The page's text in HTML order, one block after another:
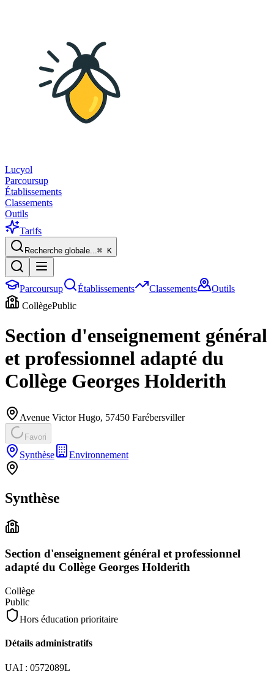
Lucyol
Parcoursup
Établissements
Classements
Outils
Tarifs
Recherche globale...⌘ K
Parcoursup Établissements Classements
Outils
CollègePublic
Section d'enseignement général
et professionnel adapté du
Collège Georges Holderith
Avenue Victor Hugo, 57450 Farébersviller
Favori
Synthèse Environnement
Synthèse
Section d'enseignement général et professionnel
adapté du Collège Georges Holderith
Collège
Public
Hors éducation prioritaire
Détails administratifs
UAI : 0572089L